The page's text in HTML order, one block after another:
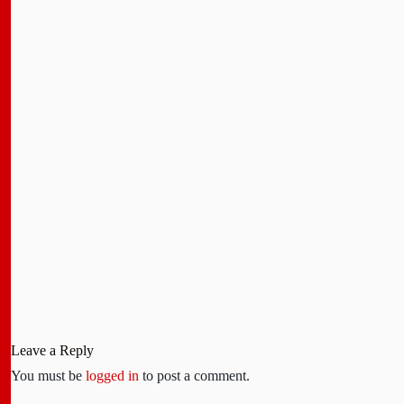
Leave a Reply
You must be logged in to post a comment.